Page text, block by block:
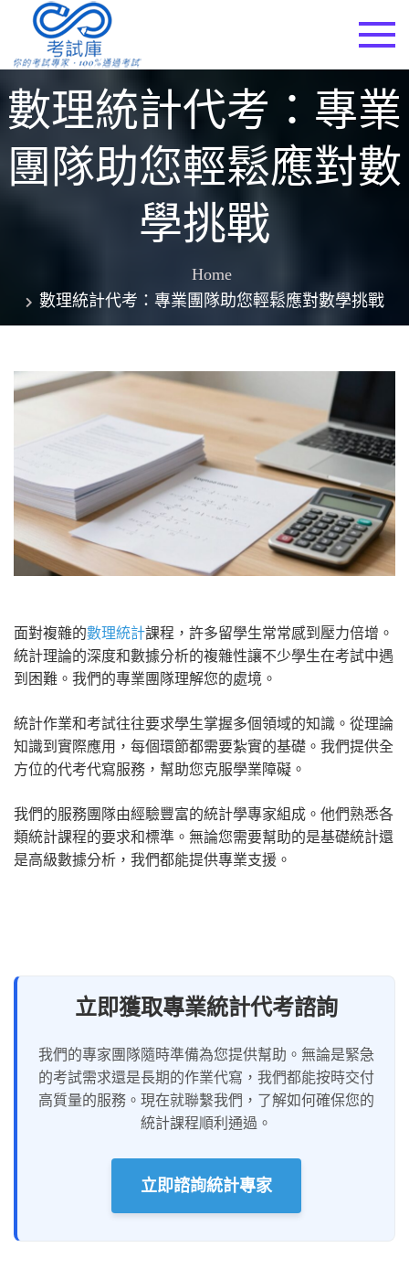
content
數理統計代考：專業
團隊助您輕鬆應對數
學挑戰
Home
數理統計代考：專業團隊助您輕鬆應對數學挑戰
面對複雜的數理統計課程，許多留學生常常感到壓力倍增。
統計理論的深度和數據分析的複雜性讓不少學生在考試中遇
到困難。我們的專業團隊理解您的處境。
統計作業和考試往往要求學生掌握多個領域的知識。從理論
知識到實際應用，每個環節都需要紮實的基礎。我們提供全
方位的代考代寫服務，幫助您克服學業障礙。
我們的服務團隊由經驗豐富的統計學專家組成。他們熟悉各
類統計課程的要求和標準。無論您需要幫助的是基礎統計還
是高級數據分析，我們都能提供專業支援。
立即獲取專業統計代考諮詢
我們的專家團隊隨時準備為您提供幫助。無論是緊急
的考試需求還是長期的作業代寫，我們都能按時交付
高質量的服務。現在就聯繫我們，了解如何確保您的
統計課程順利通過。
立即諮詢統計專家